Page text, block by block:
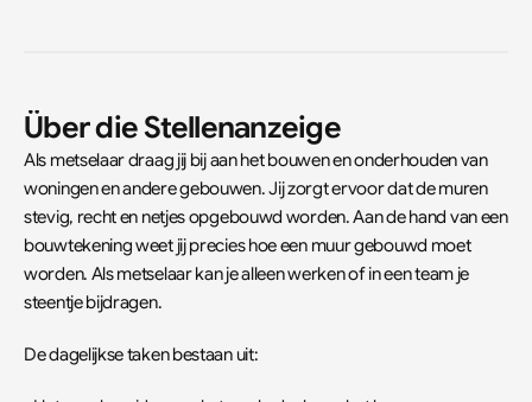
Über die Stellenanzeige
Als metselaar draag jij bij aan het bouwen en onderhouden van
woningen en andere gebouwen. Jij zorgt ervoor dat de muren
stevig, recht en netjes opgebouwd worden. Aan de hand van een
bouwtekening weet jij precies hoe een muur gebouwd moet
worden. Als metselaar kan je alleen werken of in een team je
steentje bijdragen.
De dagelijkse taken bestaan uit: